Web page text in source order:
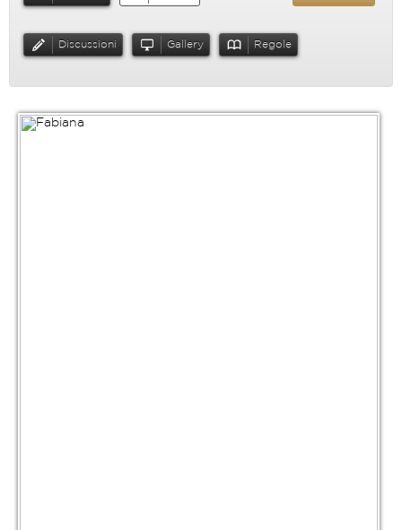
Discussioni Gallery Regole